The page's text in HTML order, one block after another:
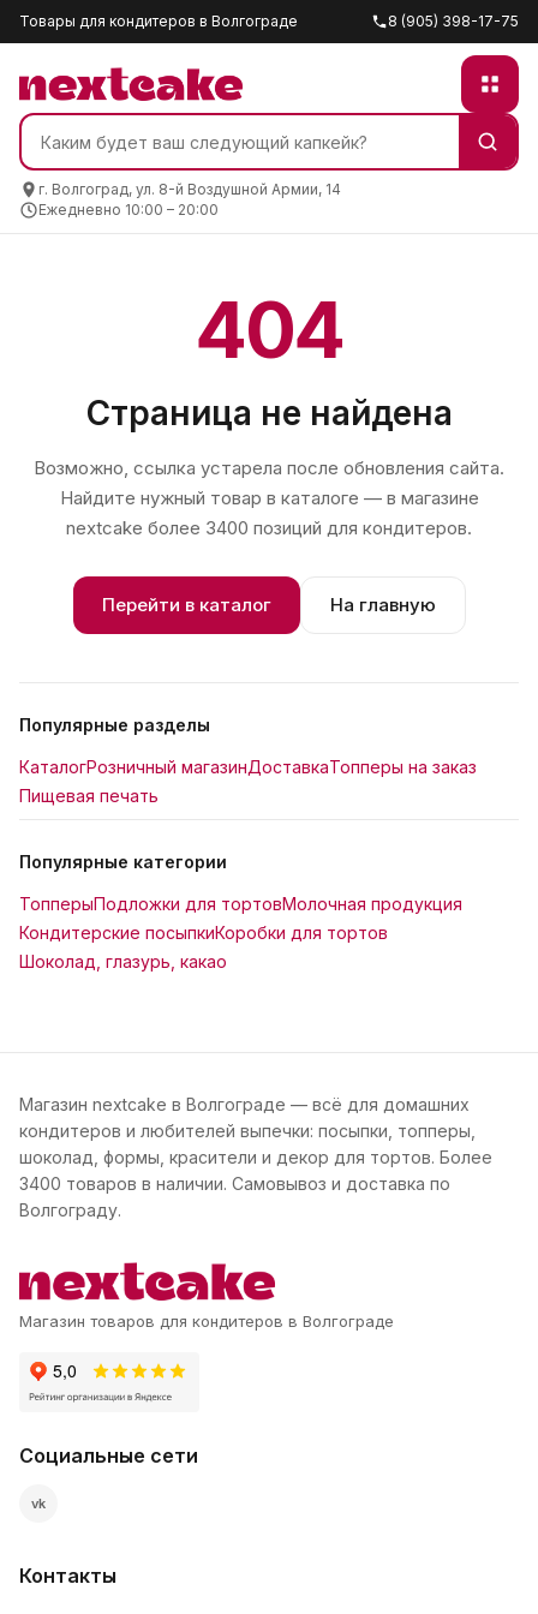
Товары для кондитеров в Волгограде 8 (905) 398-17-75
г. Волгоград, ул. 8-й Воздушной Армии, 14
Ежедневно 10:00 – 20:00
404
Страница не найдена
Возможно, ссылка устарела после обновления сайта.
Найдите нужный товар в каталоге — в магазине
nextcake более 3400 позиций для кондитеров.
Перейти в каталог На главную
Популярные разделы
КаталогРозничный магазинДоставкаТопперы на заказ
Пищевая печать
Популярные категории
ТопперыПодложки для тортовМолочная продукция
Кондитерские посыпкиКоробки для тортов
Шоколад, глазурь, какао
Магазин nextcake в Волгограде — всё для домашних
кондитеров и любителей выпечки: посыпки, топперы,
шоколад, формы, красители и декор для тортов. Более
3400 товаров в наличии. Самовывоз и доставка по
Волгограду.
Магазин товаров для кондитеров в Волгограде
Социальные сети
vk
Контакты